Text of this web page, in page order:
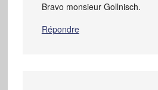
Bravo monsieur Gollnisch.
Répondre